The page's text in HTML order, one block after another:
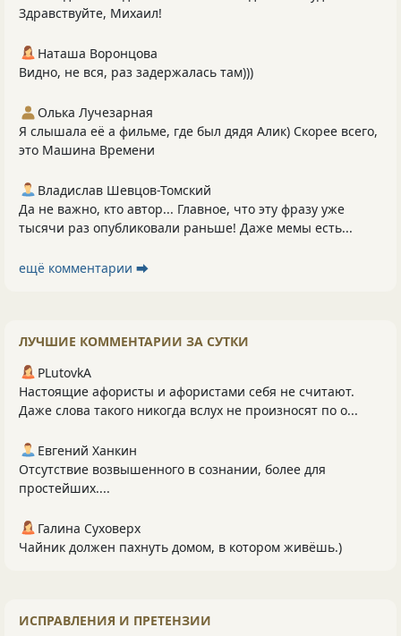
Здравствуйте, Михаил!
Наташа Воронцова
Видно, не вся, раз задержалась там)))
Олька Лучезарная
Я слышала её а фильме, где был дядя Алик) Скорее всего,
это Машина Времени
Владислав Шевцов-Томский
Да не важно, кто автор... Главное, что эту фразу уже
тысячи раз опубликовали раньше! Даже мемы есть...
ещё комментарии ⮕
ЛУЧШИЕ КОММЕНТАРИИ ЗА СУТКИ
PLutоvkА
Настоящие афористы и афористами себя не считают.
Даже слова такого никогда вслух не произносят по о...
Евгений Ханкин
Отсутствие возвышенного в сознании, более для
простейших....
Галина Суховерх
Чайник должен пахнуть домом, в котором живёшь.)
ИСПРАВЛЕНИЯ И ПРЕТЕНЗИИ